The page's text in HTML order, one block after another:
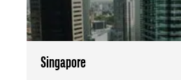
Singapore